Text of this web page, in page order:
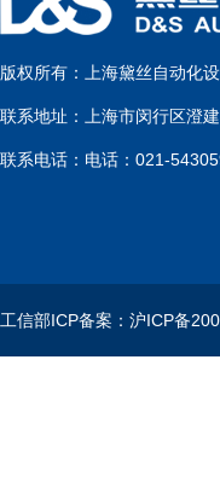
版权所有：上海黛丝自动化
联系地址：上海市闵行区澄
联系电话：电话：021-
工信部ICP备案：沪ICP备